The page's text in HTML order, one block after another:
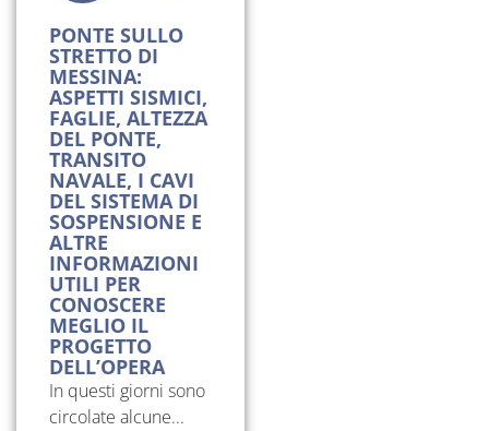
PONTE SULLO
STRETTO DI
MESSINA:
ASPETTI SISMICI,
FAGLIE, ALTEZZA
DEL PONTE,
TRANSITO
NAVALE, I CAVI
DEL SISTEMA DI
SOSPENSIONE E
ALTRE
INFORMAZIONI
UTILI PER
CONOSCERE
MEGLIO IL
PROGETTO
DELL’OPERA
In questi giorni sono
circolate alcune...